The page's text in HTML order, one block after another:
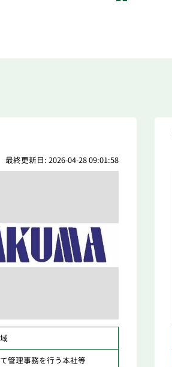
最終更新日: 2026-04-28 09:01:58
管理事務を行う本社等